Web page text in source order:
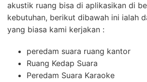
akustik ruang bisa di aplikasikan di
kebutuhan, berikut dibawah ini ialah
yang biasa kami kerjakan :
peredam suara ruang kantor
Ruang Kedap Suara
Peredam Suara Karaoke